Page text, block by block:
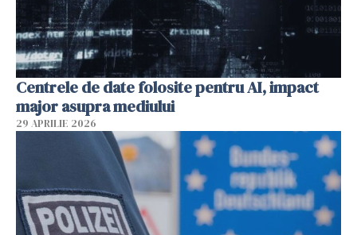
Centrele de date folosite pentru AI, impact
major asupra mediului
29 APRILIE 2026